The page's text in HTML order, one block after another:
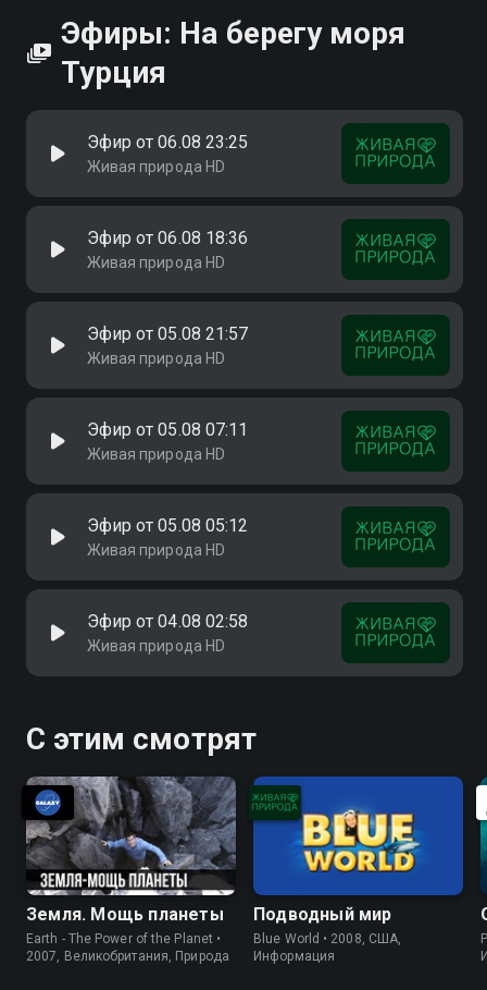
Эфиры: На берегу моря
Турция
Эфир от 06.08 23:25
Живая природа HD
Эфир от 06.08 18:36
Живая природа HD
Эфир от 05.08 21:57
Живая природа HD
Эфир от 05.08 07:11
Живая природа HD
Эфир от 05.08 05:12
Живая природа HD
Эфир от 04.08 02:58
Живая природа HD
С этим смотрят
Земля. Мощь планеты
Earth - The Power of the Planet •
2007, Великобритания, Природа
Подводный мир
Blue World • 2008, США,
Информация